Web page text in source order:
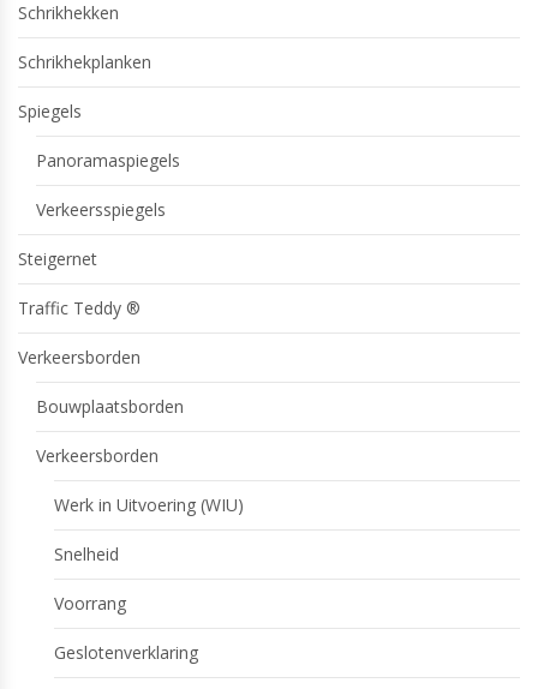
Schrikhekken
Schrikhekplanken
Spiegels
Panoramaspiegels
Verkeersspiegels
Steigernet
Traffic Teddy ®
Verkeersborden
Bouwplaatsborden
Verkeersborden
Werk in Uitvoering (WIU)
Snelheid
Voorrang
Geslotenverklaring